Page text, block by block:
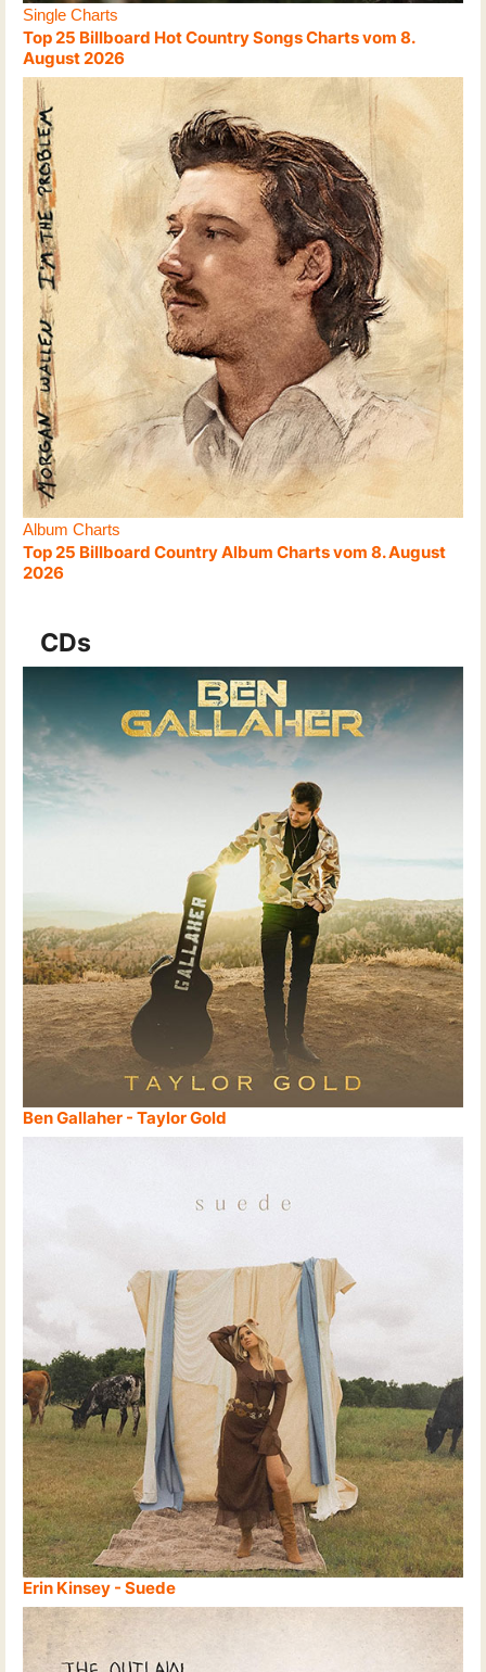
Single Charts
Top 25 Billboard Hot Country Songs Charts vom 8.
August 2026
Album Charts
Top 25 Billboard Country Album Charts vom 8. August
2026
CDs
Ben Gallaher - Taylor Gold
Erin Kinsey - Suede